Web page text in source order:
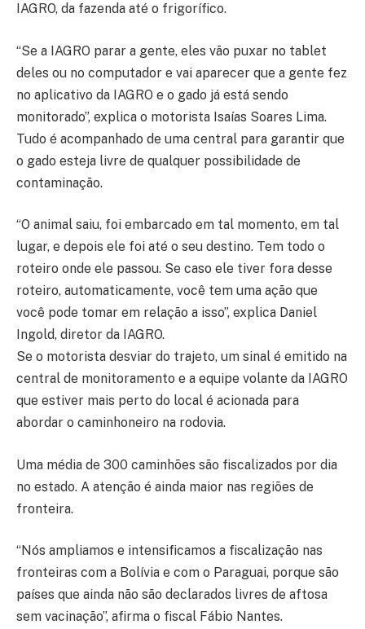
IAGRO, da fazenda até o frigorífico.
“Se a IAGRO parar a gente, eles vão puxar no tablet
deles ou no computador e vai aparecer que a gente fez
no aplicativo da IAGRO e o gado já está sendo
monitorado”, explica o motorista Isaías Soares Lima.
Tudo é acompanhado de uma central para garantir que
o gado esteja livre de qualquer possibilidade de
contaminação.
“O animal saiu, foi embarcado em tal momento, em tal
lugar, e depois ele foi até o seu destino. Tem todo o
roteiro onde ele passou. Se caso ele tiver fora desse
roteiro, automaticamente, você tem uma ação que
você pode tomar em relação a isso”, explica Daniel
Ingold, diretor da IAGRO.
Se o motorista desviar do trajeto, um sinal é emitido na
central de monitoramento e a equipe volante da IAGRO
que estiver mais perto do local é acionada para
abordar o caminhoneiro na rodovia.
Uma média de 300 caminhões são fiscalizados por dia
no estado. A atenção é ainda maior nas regiões de
fronteira.
“Nós ampliamos e intensificamos a fiscalização nas
fronteiras com a Bolívia e com o Paraguai, porque são
países que ainda não são declarados livres de aftosa
sem vacinação”, afirma o fiscal Fábio Nantes.